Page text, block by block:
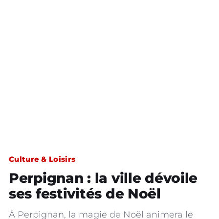
Culture & Loisirs
Perpignan : la ville dévoile
ses festivités de Noël
À Perpignan, la magie de Noël animera le